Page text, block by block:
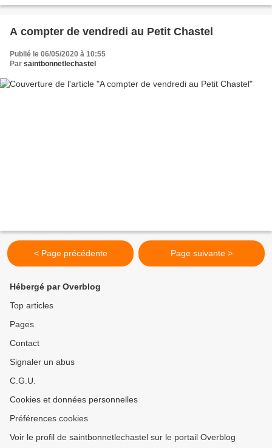
A compter de vendredi au Petit Chastel
Publié le 06/05/2020 à 10:55
Par saintbonnetlechastel
< Page précédente Page suivante >
Hébergé par Overblog
Top articles
Pages
Contact
Signaler un abus
C.G.U.
Cookies et données personnelles
Préférences cookies
Voir le profil de saintbonnetlechastel sur le portail Overblog